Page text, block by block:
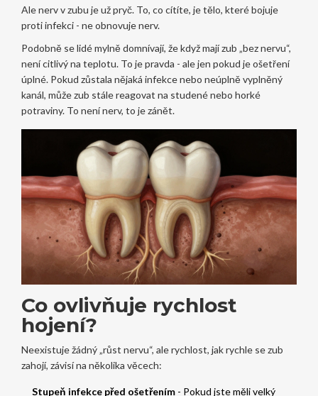
Ale nerv v zubu je už pryč. To, co cítíte, je tělo, které bojuje
proti infekci - ne obnovuje nerv.
Podobně se lidé mylně domnívají, že když mají zub „bez nervu“,
není citlivý na teplotu. To je pravda - ale jen pokud je ošetření
úplné. Pokud zůstala nějaká infekce nebo neúplně vyplněný
kanál, může zub stále reagovat na studené nebo horké
potraviny. To není nerv, to je zánět.
Co ovlivňuje rychlost
hojení?
Neexistuje žádný „růst nervu“, ale rychlost, jak rychle se zub
zahojí, závisí na několika věcech:
Stupeň infekce před ošetřením- Pokud jste měli velký